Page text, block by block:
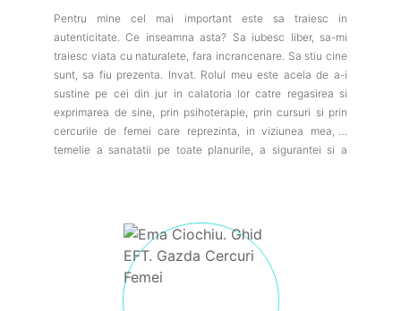
Pentru mine cel mai important este sa traiesc in
autenticitate. Ce inseamna asta? Sa iubesc liber, sa-mi
traiesc viata cu naturalete, fara incrancenare. Sa stiu cine
sunt, sa fiu prezenta. Invat. Rolul meu este acela de a-i
sustine pe cei din jur in calatoria lor catre regasirea si
exprimarea de sine, prin psihoterapie, prin cursuri si prin
cercurile de femei care reprezinta, in viziunea mea, o
temelie a sanatatii pe toate planurile, a sigurantei si a